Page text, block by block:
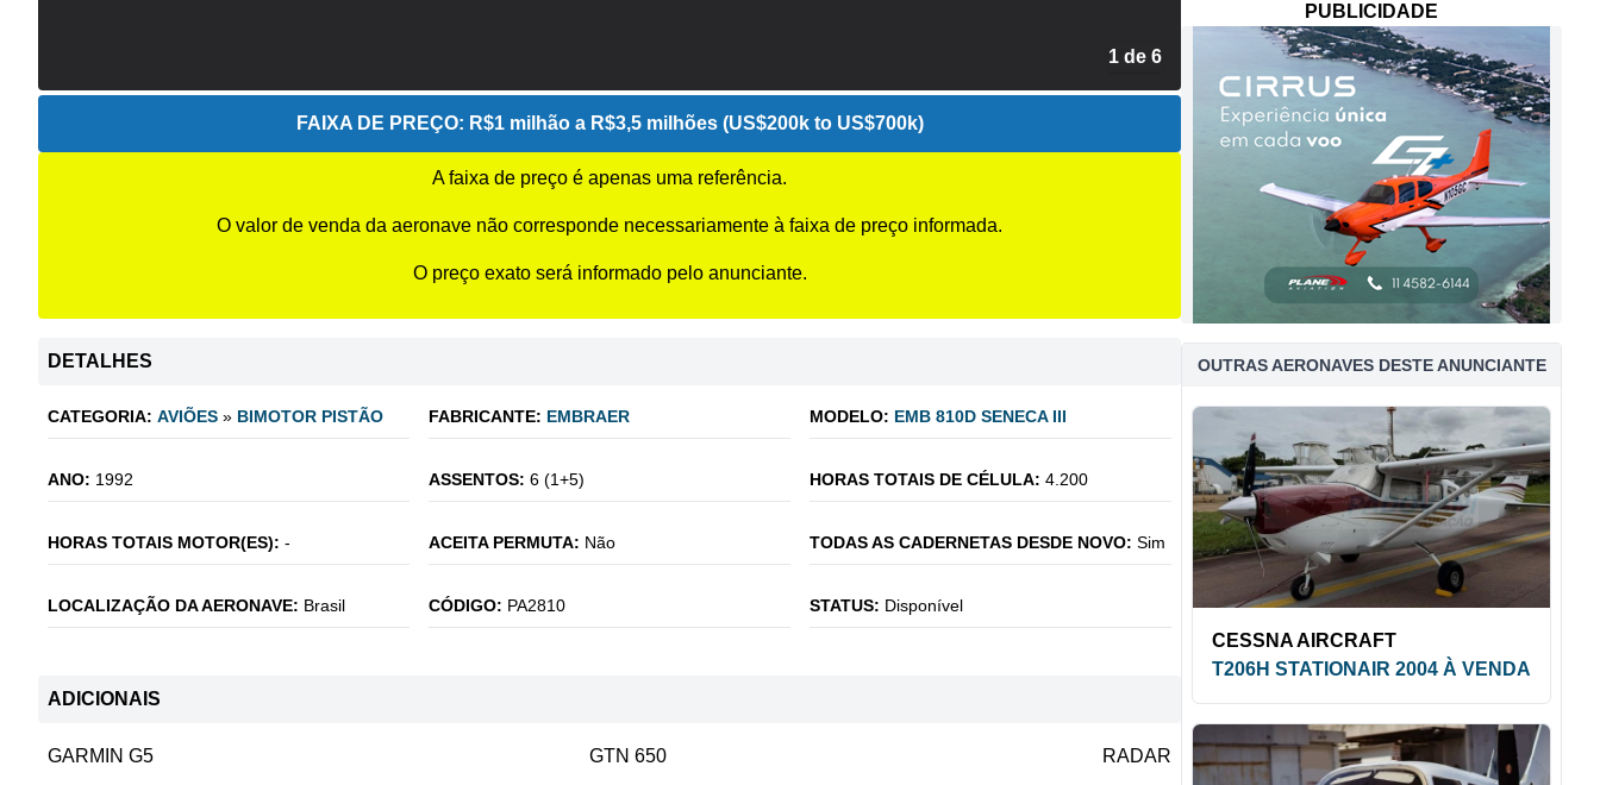
2 de 6
FAIXA DE PREÇO: R$1 milhão a R$3,5 milhões (US$200k to US$700k)
A faixa de preço é apenas uma referência.
O valor de venda da aeronave não corresponde necessariamente à faixa de preço informada.
O preço exato será informado pelo anunciante.
DETALHES
CATEGORIA: AVIÕES » BIMOTOR PISTÃO FABRICANTE: EMBRAER MODELO: EMB 810D SENECA III
ANO: 1992 ASSENTOS: 6 (1+5) HORAS TOTAIS DE CÉLULA: 4.200
HORAS TOTAIS MOTOR(ES): - ACEITA PERMUTA: Não TODAS AS CADERNETAS DESDE NOVO: Sim
LOCALIZAÇÃO DA AERONAVE: Brasil CÓDIGO: PA2810 STATUS: Disponível
ADICIONAIS
GARMIN G5 GTN 650 RADAR
PUBLICIDADE
OUTRAS AERONAVES DESTE ANUNCIANTE
CESSNA AIRCRAFT
T206H STATIONAIR 2004 À VENDA